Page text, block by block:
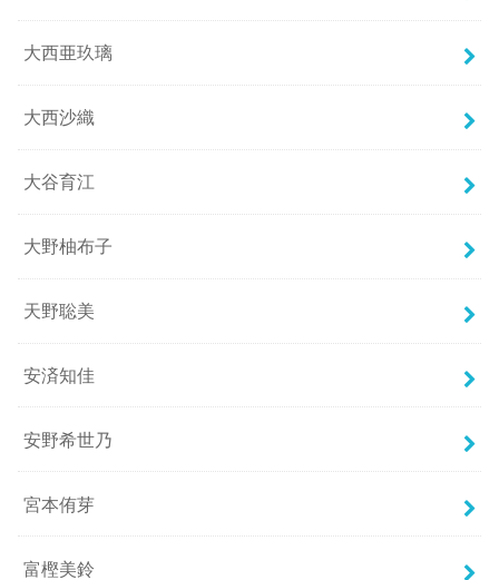
大西亜玖璃
大西沙織
大谷育江
大野柚布子
天野聡美
安済知佳
安野希世乃
宮本侑芽
富樫美鈴